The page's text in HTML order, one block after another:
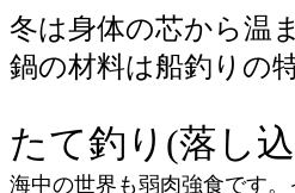
冬は身体の芯から温
鍋の材料は船釣りの
たて釣り(落し
海中の世界も弱肉強食です